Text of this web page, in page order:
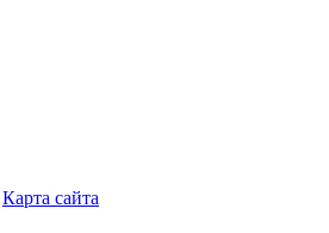
Карта сайта